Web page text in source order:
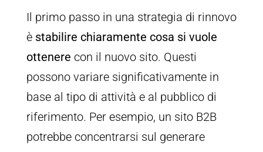
Il primo passo in una strategia di rinnovo
è stabilire chiaramente cosa si vuole
ottenere con il nuovo sito. Questi
possono variare significativamente in
base al tipo di attività e al pubblico di
riferimento. Per esempio, un sito B2B
potrebbe concentrarsi sul generare